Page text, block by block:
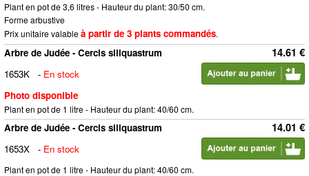
Plant en pot de 3,6 litres - Hauteur du plant: 30/50 cm.
Forme arbustive
Prix unitaire valableà partir de 3 plants commandés.
14.61 €
Arbre de Judée - Cercis siliquastrum
1653K
- En stock
Photo disponible
Plant en pot de 1 litre - Hauteur du plant: 40/60 cm.
14.01 €
Arbre de Judée - Cercis siliquastrum
1653X
- En stock
Plant en pot de 1 litre - Hauteur du plant: 40/60 cm.